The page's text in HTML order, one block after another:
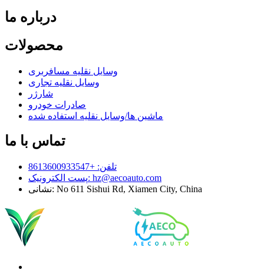
درباره ما
محصولات
وسایل نقلیه مسافربری
وسایل نقلیه تجاری
شارژر
صادرات خودرو
ماشین ها/وسایل نقلیه استفاده شده
تماس با ما
تلفن: +8613600933547
پست الکترونیک: hz@aecoauto.com
نشانی: No 611 Sishui Rd, Xiamen City, China